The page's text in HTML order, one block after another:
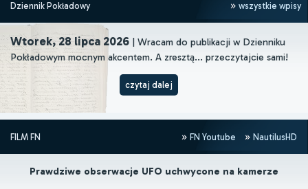
Dziennik Pokładowy wszystkie wpisy
Wtorek, 28 lipca 2026 | Wracam do publikacji w Dzienniku
Pokładowym mocnym akcentem. A zresztą... przeczytajcie sami!
czytaj dalej
FILM FN FN Youtube NautilusHD
Prawdziwe obserwacje UFO uchwycone na kamerze